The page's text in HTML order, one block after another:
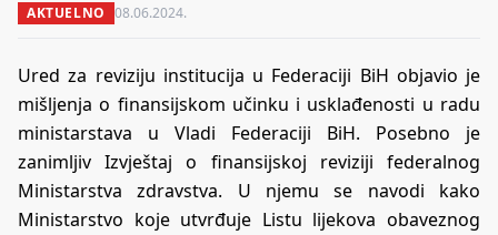
AKTUELNO 08.06.2024.
Ured za reviziju institucija u Federaciji BiH objavio je
mišljenja o finansijskom učinku i usklađenosti u radu
ministarstava u Vladi Federaciji BiH. Posebno je
zanimljiv Izvještaj o finansijskoj reviziji federalnog
Ministarstva zdravstva. U njemu se navodi kako
Ministarstvo koje utvrđuje Listu lijekova obaveznog